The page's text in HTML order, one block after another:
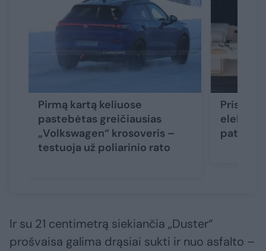
Pirmą kartą keliuose
pastebėtas greičiausias
„Volkswagen“ krosoveris –
testuoja už poliarinio rato
Pristatė
elektrinį
Ir su 21 centimetrą siekiančia „Duster“
prošvaisa galima drąsiai sukti ir nuo asfalto –